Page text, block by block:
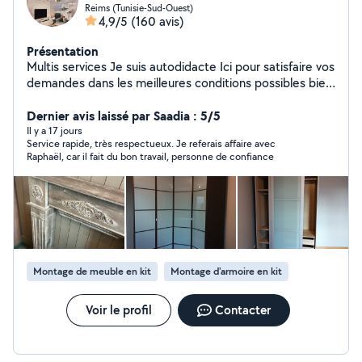
Reims (Tunisie-Sud-Ouest)
4,9/5 (160 avis)
Présentation
Multis services Je suis autodidacte Ici pour satisfaire vos
demandes dans les meilleures conditions possibles bien
Dernier avis laissé par Saadia : 5/5
Il y a 17 jours
Service rapide, très respectueux. Je referais affaire avec
Raphaël, car il fait du bon travail, personne de confiance
Montage de meuble en kit Montage d'armoire en kit
Voir le profil Contacter